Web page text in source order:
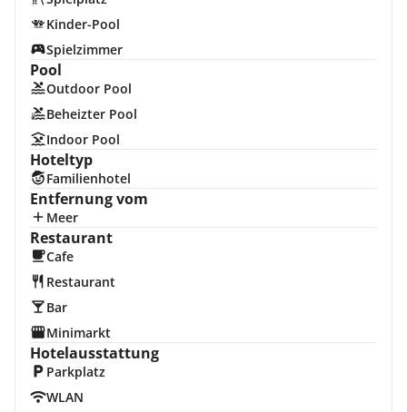
Kinder-Pool
Spielzimmer
Pool
Outdoor Pool
Beheizter Pool
Indoor Pool
Hoteltyp
Familienhotel
Entfernung vom
Meer
Restaurant
Cafe
Restaurant
Bar
Minimarkt
Hotelausstattung
Parkplatz
WLAN